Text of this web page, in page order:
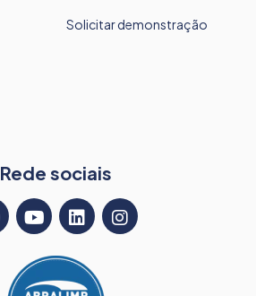
Solicitar demonstração
Rede sociais